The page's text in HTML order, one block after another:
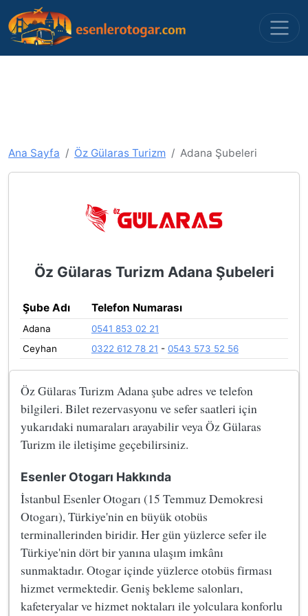
Ana Sayfa Öz Gülaras Turizm Adana Şubeleri
Öz Gülaras Turizm Adana Şubeleri
Şube Adı Telefon Numarası
Adana
0541 853 02 21
Ceyhan
0322 612 78 21 - 0543 573 52 56
Öz Gülaras Turizm Adana şube adres ve telefon
bilgileri. Bilet rezervasyonu ve sefer saatleri için
yukarıdaki numaraları arayabilir veya Öz Gülaras
Turizm ile iletişime geçebilirsiniz.
Esenler Otogarı Hakkında
İstanbul Esenler Otogarı (15 Temmuz Demokresi
Otogarı), Türkiye'nin en büyük otobüs
terminallerinden biridir. Her gün yüzlerce sefer ile
Türkiye'nin dört bir yanına ulaşım imkânı
sunmaktadır. Otogar içinde yüzlerce otobüs firması
hizmet vermektedir. Geniş bekleme salonları,
kafeteryalar ve hizmet noktaları ile yolculara konforlu